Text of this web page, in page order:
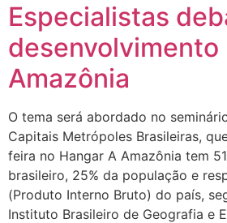
Especialistas
desenvolvimento
Amazônia
O tema será abordado no
Capitais Metrópoles Brasileiras,
feira no Hangar A Amazônia tem
brasileiro, 25% da população e
(Produto Interno Bruto) do país,
Instituto Brasileiro de Geografia e